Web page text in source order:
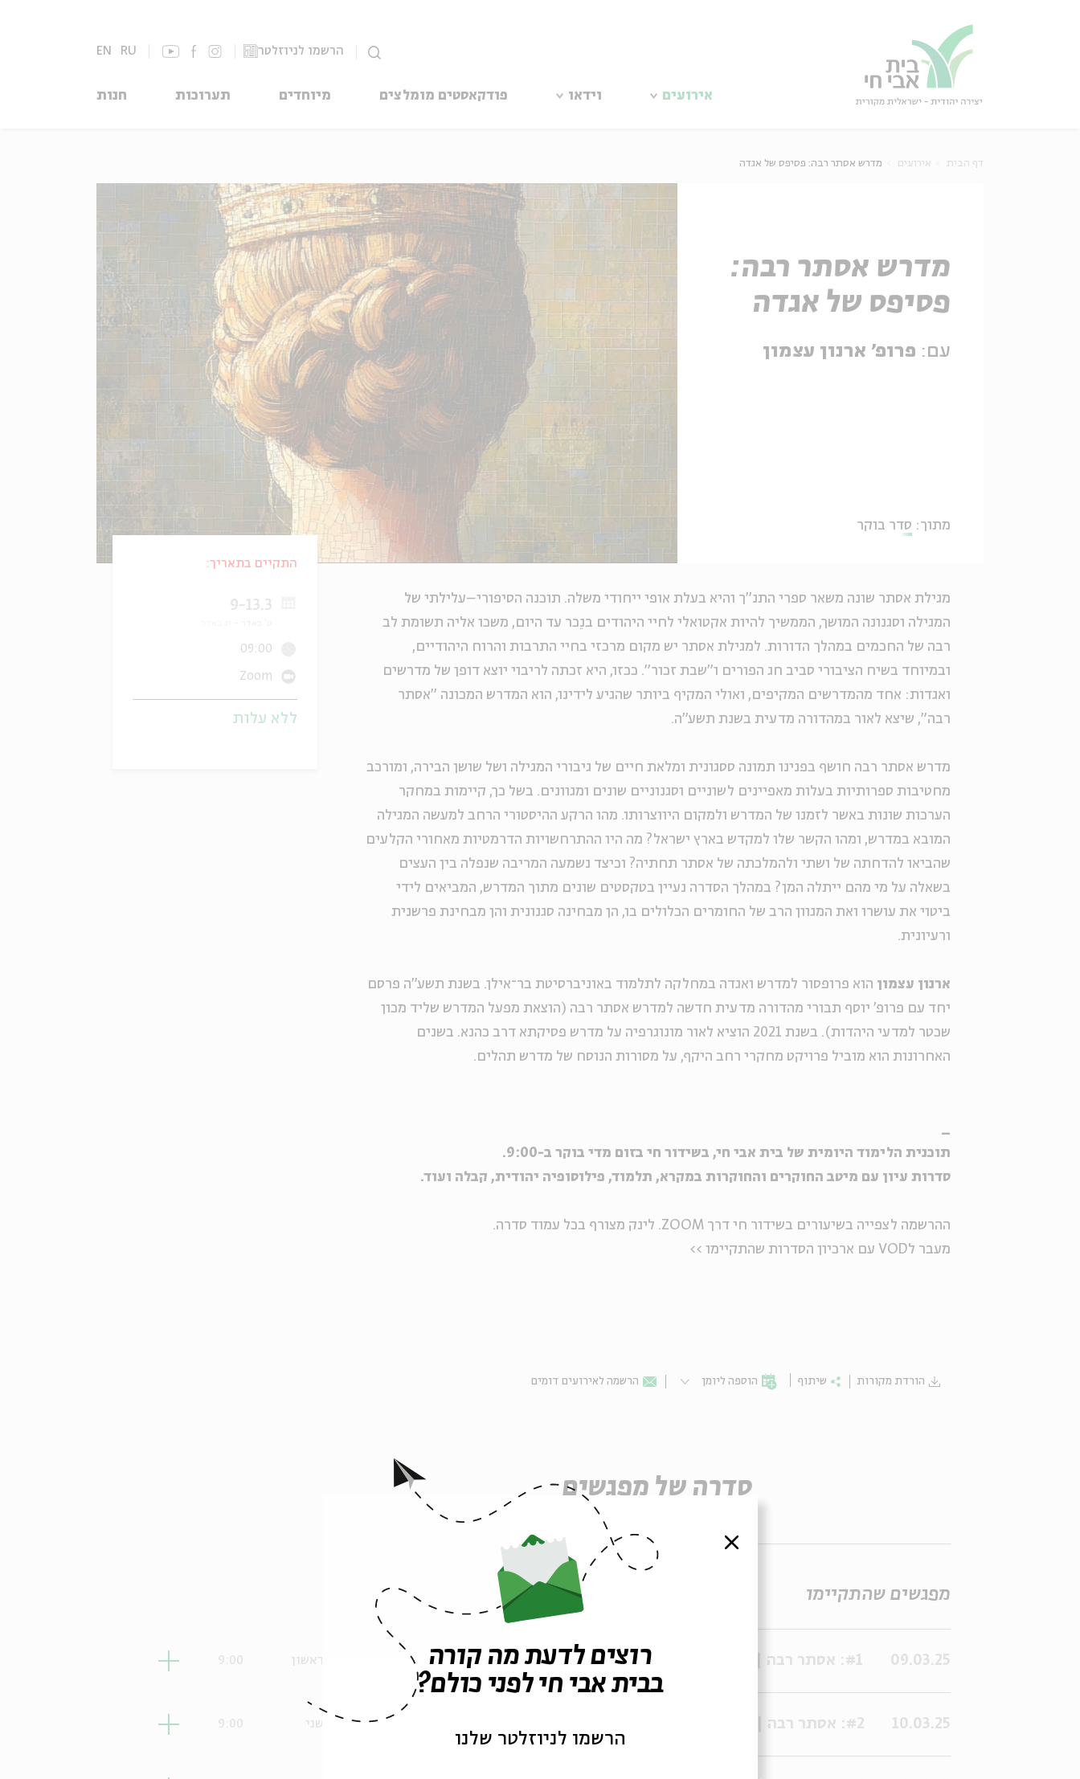
הרשמו לניוזלטר EN RU
אירועים וידאו פודקאסטים מומלצים מיוחדים תערוכות חנות
דף הבית אירועים מדרש אסתר רבה: פסיפס של אגדה
מדרש אסתר רבה:
פסיפס של אגדה
עם: פרופ' ארנון עצמון
מתוך: סדר בוקר
מגילת אסתר שונה משאר ספרי התנ"ך והיא בעלת אופי ייחודי משלה. תוכנה הסיפורי–עלילתי של
המגילה וסגנונה המושך, הממשיך להיות אקטואלי לחיי היהודים בנֵכר עד היום, משכו אליה תשומת לב
רבה של החכמים במהלך הדורות. למגילת אסתר יש מקום מרכזי בחיי התרבות והרוח היהודיים,
ובמיוחד בשיח הציבורי סביב חג הפורים ו"שבת זכור". ככזו, היא זכתה לריבוי יוצא דופן של מדרשים
ואגדות: אחד מהמדרשים המקיפים, ואולי המקיף ביותר שהגיע לידינו, הוא המדרש המכונה "אסתר
רבה", שיצא לאור במהדורה מדעית בשנת תשע"ה.
מדרש אסתר רבה חושף בפנינו תמונה ססגונית ומלאת חיים של גיבורי המגילה ושל שושן הבירה, ומורכב
מחטיבות ספרותיות בעלות מאפיינים לשוניים וסגנוניים שונים ומגוונים. בשל כך, קיימות במחקר
הערכות שונות באשר לזמנו של המדרש ולמקום היווצרותו. מהו הרקע ההיסטורי הרחב למעשה המגילה
המובא במדרש, ומהו הקשר שלו למקדש בארץ ישראל? מה היו ההתרחשויות הדרמטיות מאחורי הקלעים
שהביאו להדחתה של ושתי ולהמלכתה של אסתר תחתיה? וכיצד נשמעה המריבה שנפלה בין העצים
בשאלה על מי מהם ייתלה המן? במהלך הסדרה נעיין בטקסטים שונים מתוך המדרש, המביאים לידי
ביטוי את עושרו ואת המגוון הרב של החומרים הכלולים בו, הן מבחינה סגנונית והן מבחינת פרשנית
ורעיונית.
ארנון עצמון הוא פרופסור למדרש ואגדה במחלקה לתלמוד באוניברסיטת בר־אילן. בשנת תשע"ה פרסם
יחד עם פרופ' יוסף תבורי מהדורה מדעית חדשה למדרש אסתר רבה (הוצאת מפעל המדרש שליד מכון
שכטר למדעי היהדות). בשנת 2021 הוציא לאור מונוגרפיה על מדרש פסיקתא דרב כהנא. בשנים
האחרונות הוא מוביל פרויקט מחקרי רחב היקף, על מסורות הנוסח של מדרש תהלים.
_
תוכנית הלימוד היומית של בית אבי חי, בשידור חי בזום מדי בוקר ב-9:00.
סדרות עיון עם מיטב החוקרים והחוקרות במקרא, תלמוד, פילוסופיה יהודית, קבלה ועוד.
ההרשמה לצפייה בשיעורים בשידור חי דרך ZOOM. לינק מצורף בכל עמוד סדרה.
מעבר לVOD עם ארכיון הסדרות שהתקיימו >>
הורדת מקורות שיתוף הוספה ליומן הרשמה לאירועים דומים
סדרה של מפגשים
מפגשים שהתקיימו
09.03.25 #1: אסתר רבה | שיעור 1 - פתיחתאות | פרופ' ארנון עצמון ראשון 9:00
10.03.25 #2: אסתר רבה | שיעור 2 - ושתי | פרופ' ארנון עצמון שני 9:00
התקיים בתאריך:
9-13.3
09:00
Zoom
ללא עלות
סגור
רוצים לדעת מה קורה
בבית אבי חי לפני כולם?
הרשמו לניוזלטר שלנו